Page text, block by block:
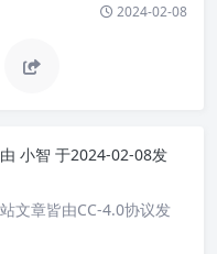
2024-02-08
小智 于2024-02-08发
文章皆由CC-4.0协议发